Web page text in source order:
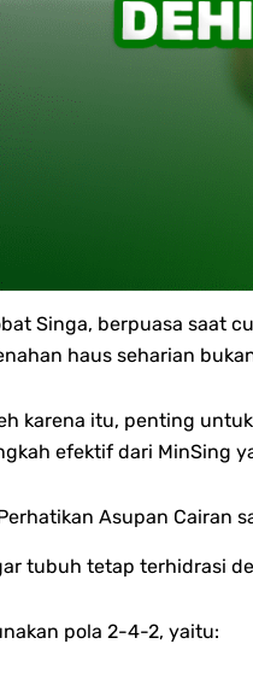
Singa, berpuasa saat
haus seharian
karena itu, penting
efektif dari MinSing
Asupan Cairan
tubuh tetap terhidrasi
pola 2-4-2, yaitu: